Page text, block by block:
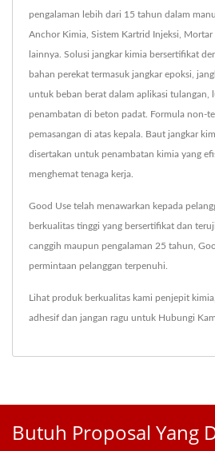
pengalaman lebih dari 15 tahun dalam
Anchor Kimia, Sistem Kartrid Injeksi,
lainnya. Solusi jangkar kimia bersertifikat
bahan perekat termasuk jangkar epoksi,
untuk beban berat dalam aplikasi tulangan,
penambatan di beton padat. Formula non-
pemasangan di atas kepala. Baut jangkar
disertakan untuk penambatan kimia yang
menghemat tenaga kerja.
Good Use telah menawarkan kepada
berkualitas tinggi yang bersertifikat dan
canggih maupun pengalaman 25 tahun,
permintaan pelanggan terpenuhi.
Lihat produk berkualitas kami penjepit kimia
adhesif dan jangan ragu untuk Hubungi
Butuh Proposal Yang